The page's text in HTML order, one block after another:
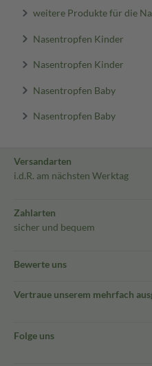
weitere Produkte für die
Nasentropfen Kinder
Nasentropfen Kinder
Nasentropfen Baby
Nasentropfen Baby
Versandarten
i.d.R. am nächsten Werktag
Zahlarten
sicher und bequem
Bewerte uns
Vertraue unserem mehrfach
Folge uns